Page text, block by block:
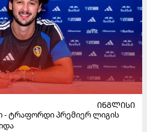
ᲘᲜᲒᲚᲘᲡᲘ
- ტრაფორდი პრემიერ ლიგის